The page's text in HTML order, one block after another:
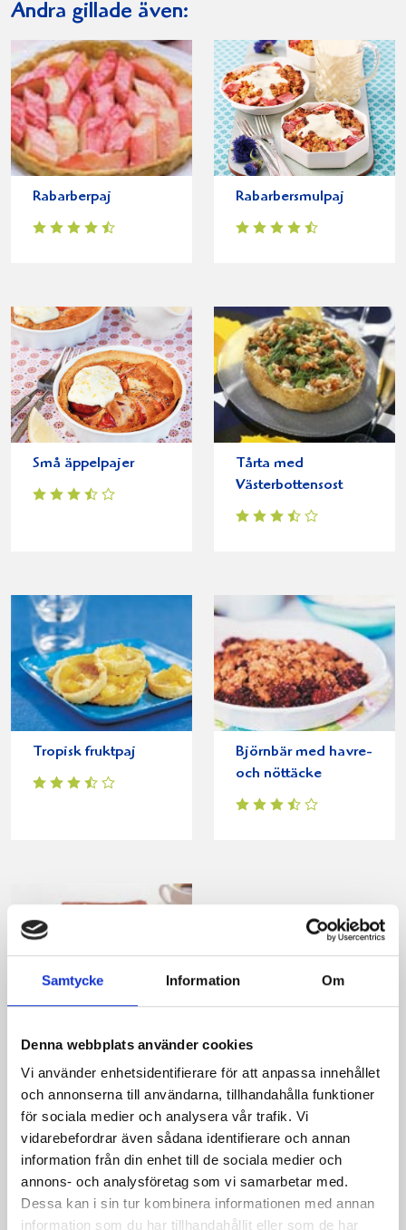
Samtycke Information Om
Denna webbplats använder cookies
Vi använder enhetsidentifierare för att anpassa innehållet
och annonserna till användarna, tillhandahålla funktioner
för sociala medier och analysera vår trafik. Vi
vidarebefordrar även sådana identifierare och annan
information från din enhet till de sociala medier och
annons- och analysföretag som vi samarbetar med.
Dessa kan i sin tur kombinera informationen med annan
information som du har tillhandahållit eller som de har
Andra gillade även:
Rabarberpaj Rabarbersmulpaj
Små äppelpajer
Tårta med
Västerbottensost
Tropisk fruktpaj
Björnbär med havre-
och nöttäcke
Syrlig citronpaj
Produkter i receptet: